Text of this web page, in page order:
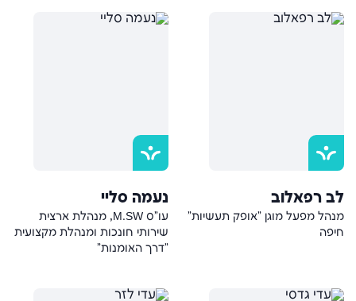
לב רפאלוב
מנהל מפעל מוגן "אופק תעשיות"
חיפה
נעמה סליי
עו"ס M.SW, מנהלת ארצית
שירותי חונכות ומנהלת מקצועית
"דרך האומנות"